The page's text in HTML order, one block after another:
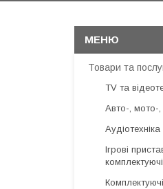
Товари та
TV та
Авто-, мото-,
Ігрові
комплектуючі